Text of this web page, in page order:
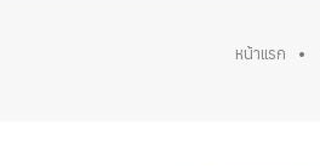
หน้าแรก